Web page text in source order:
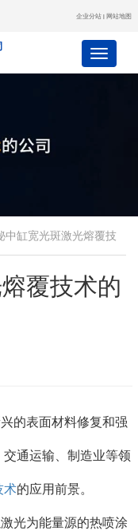
企业分站 | 网站地图
覆技术的
的表面材料修复和强
通运输、制造业等领
术的应用前景。
光为能量源的热喷涂